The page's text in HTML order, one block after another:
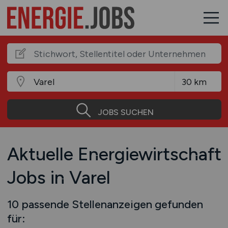
JOBS SUCHEN
Aktuelle Energiewirtschaft
Jobs in Varel
10 passende Stellenanzeigen gefunden
für: